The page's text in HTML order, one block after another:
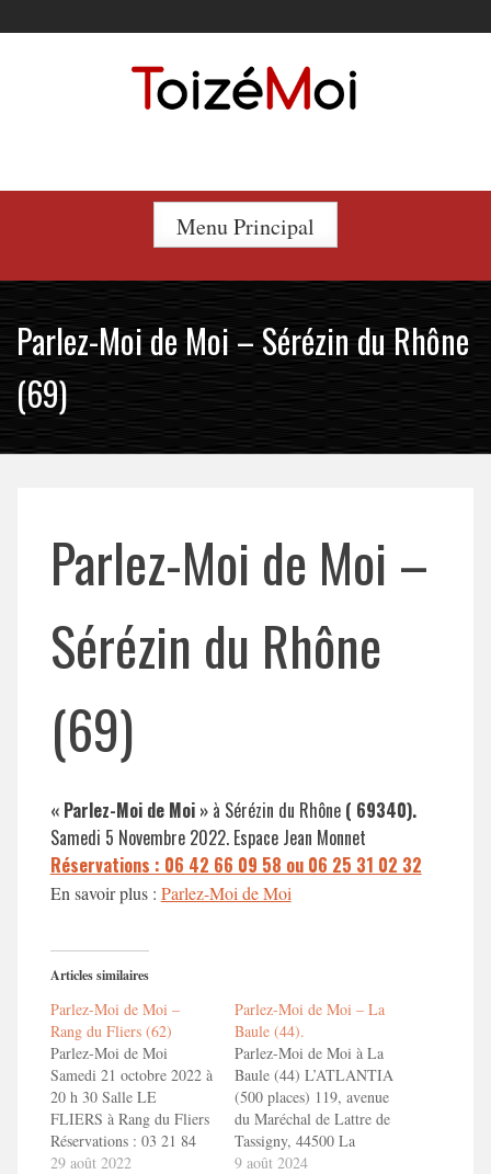
to
Menu Principal
Parlez-Moi de Moi – Sérézin du Rhône
(69)
Parlez-Moi de Moi –
Sérézin du Rhône
(69)
« Parlez-Moi de Moi »à Sérézin du Rhône ( 69340).
Samedi 5 Novembre 2022. Espace Jean Monnet
Réservations : 06 42 66 09 58 ou 06 25 31 02 32
En savoir plus : Parlez-Moi de Moi
Articles similaires
Parlez-Moi de Moi –
Rang du Fliers (62)
Parlez-Moi de Moi
Samedi 21 octobre 2022 à
20 h 30 Salle LE
FLIERS à Rang du Fliers
Réservations : 03 21 84
27 15 En savoir plus :
29 août 2022
Parlez-Moi de Moi – La
Baule (44).
Parlez-Moi de Moi à La
Baule (44) L’ATLANTIA
(500 places) 119, avenue
du Maréchal de Lattre de
Tassigny, 44500 La
Baule-Escoublac En
9 août 2024